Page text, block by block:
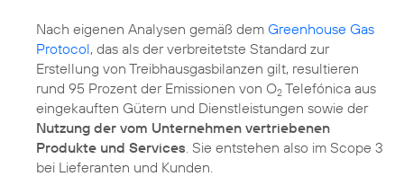
Nach eigenen Analysen gemäß dem Greenhouse Gas
Protocol, das als der verbreitetste Standard zur
Erstellung von Treibhausgasbilanzen gilt, resultieren
rund 95 Prozent der Emissionen von O2 Telefónica aus
eingekauften Gütern und Dienstleistungen sowie der
Nutzung der vom Unternehmen vertriebenen
Produkte und Services. Sie entstehen also im Scope 3
bei Lieferanten und Kunden.